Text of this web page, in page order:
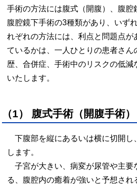
手術の方法には腹式（開腹）、腹腔
腹腔鏡下手術の3種類があり、いず
れぞれの方法には、利点と問題点が
ているかは、一人ひとりの患者さん
歴、合併症、手術中のリスクの低減
いたします。
（1） 腹式手術（開腹手術）
下腹部を縦にあるいは横に切開し
します。
子宮が大きい、病変が尿管や主要
る、腹腔内の癒着が強いと予想さ